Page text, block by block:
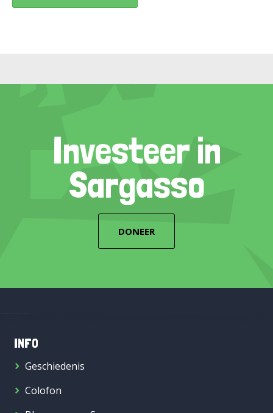
Investeer in
Sargasso
DONEER
INFO
Geschiedenis
Colofon